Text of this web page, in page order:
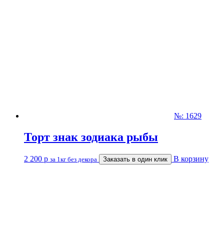
№: 1629
Торт знак зодиака рыбы
2 200 р за 1кг без декора Заказать в один клик В корзину